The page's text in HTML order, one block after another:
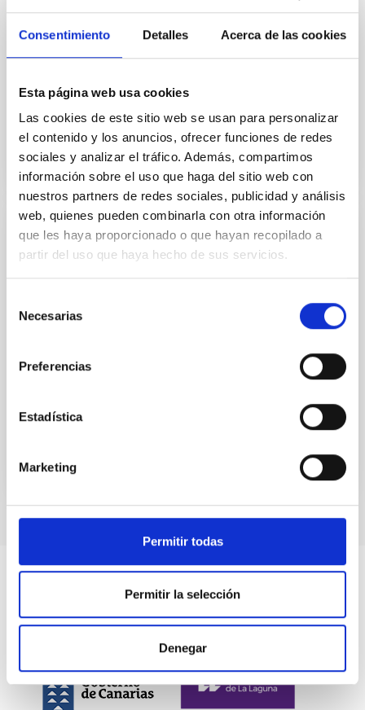
Consentimiento Detalles Acerca de las cookies
Esta página web usa cookies
Las cookies de este sitio web se usan para personalizar
el contenido y los anuncios, ofrecer funciones de redes
sociales y analizar el tráfico. Además, compartimos
información sobre el uso que haga del sitio web con
nuestros partners de redes sociales, publicidad y análisis
web, quienes pueden combinarla con otra información
que les haya proporcionado o que hayan recopilado a
partir del uso que haya hecho de sus servicios.
Necesarias
Preferencias
Estadística
Marketing
Permitir todas
Permitir la selección
Denegar
2026JCAP...02E..02A
CITATIONS
ERRATUM
Bar ages derived for the first time in
nearby galaxies: Insights into secular
evolution from the TIMER sample
(Corrigendum)
CITATIONS